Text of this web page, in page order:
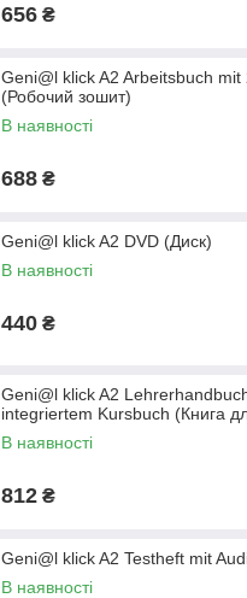
656 ₴
Geni@l klick A2 Arbeitsbuch mit
(Робочий зошит)
В наявності
688 ₴
Geni@l klick A2 DVD (Диск)
В наявності
440 ₴
Geni@l klick A2
integriertem Kursbuch (Книга
В наявності
812 ₴
Geni@l klick A2 Testheft mit
В наявності